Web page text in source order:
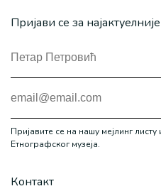
Пријави се за
Пријавите се на нашу мејлинг листу
Етнографског музеја.
Контакт